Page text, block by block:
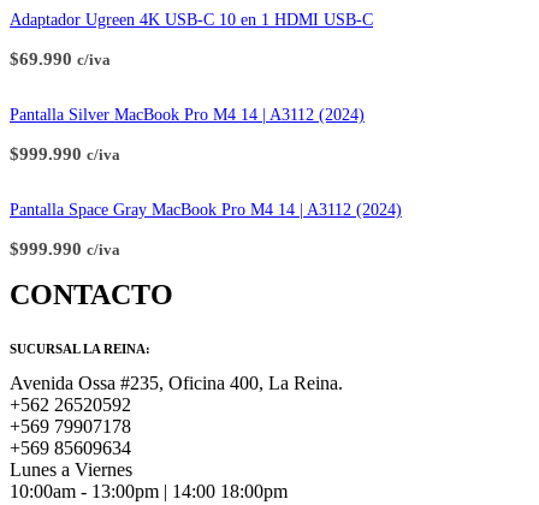
Adaptador Ugreen 4K USB-C 10 en 1 HDMI USB-C
$69.990 c/iva
Pantalla Silver MacBook Pro M4 14 | A3112 (2024)
$999.990 c/iva
Pantalla Space Gray MacBook Pro M4 14 | A3112 (2024)
$999.990 c/iva
CONTACTO
SUCURSAL LA REINA:
Avenida Ossa #235, Oficina 400, La Reina.
+562 26520592
+569 79907178
+569 85609634
Lunes a Viernes
10:00am - 13:00pm | 14:00 18:00pm